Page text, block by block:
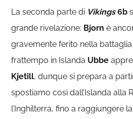
La seconda parte di Vikings6b
grande rivelazione: Bjorn è
gravemente ferito nella
frattempo in Islanda Ubbe
Kjetill, dunque si prepara a
spostiamo così dall’Islanda alla
l’Inghilterra, fino a raggiungere